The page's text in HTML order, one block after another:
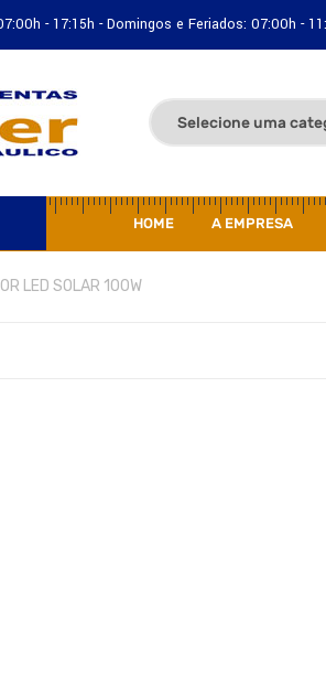
- 17:15h - Domingos e Feriados: 07:00h -
HOME A EMPRESA
LED SOLAR 100W